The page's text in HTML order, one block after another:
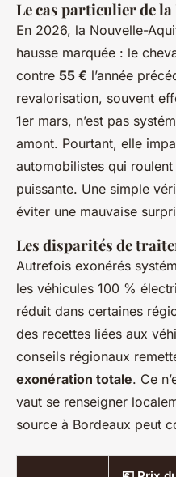
Le cas particulier de
En 2026, la Nouvelle-
hausse marquée : le
contre 55 € l’année
revalorisation, souvent
1er mars, n’est pas
amont. Pourtant, elle
automobilistes qui
puissante. Une simple
éviter une mauvaise
Les disparités de
Autrefois exonérés
les véhicules 100 %
réduit dans certaines
des recettes liées aux
conseils régionaux
exonération totale. Ce
vaut se renseigner
source à Bordeaux peut